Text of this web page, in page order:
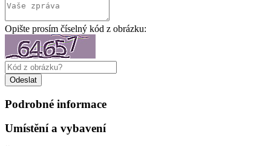
Opište prosím číselný kód z obrázku:
Podrobné informace
Umístění a vybavení